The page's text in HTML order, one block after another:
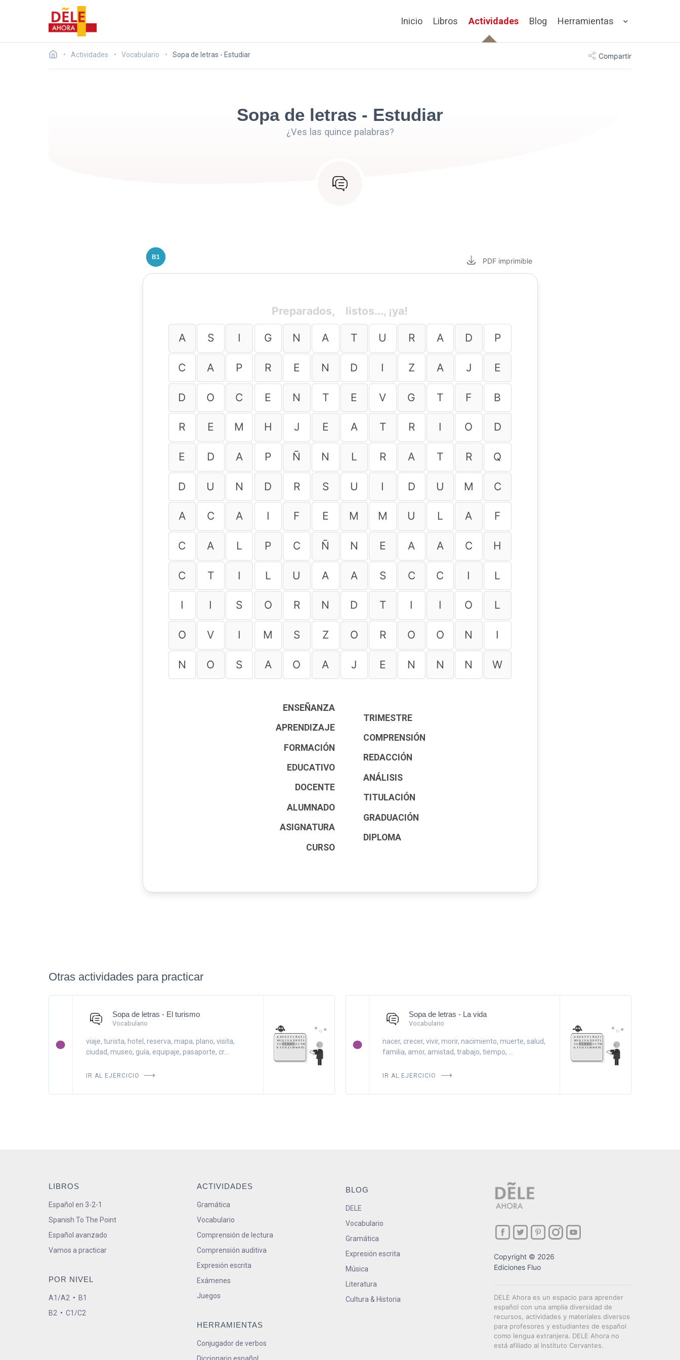
Inicio Libros Actividades Blog Herramientas
Actividades Vocabulario Sopa de letras - Estudiar Compartir
Sopa de letras - Estudiar
¿Ves las quince palabras?
B1 PDFimprimible
Preparados, listos..., ¡ya!
A S I G N A T U R A D P
C A P R E N D I Z A J E
D O C E N T E V G T F B
R E M H J E A T R I O D
E D A P Ñ N L R A T R Q
D U N D R S U I D U M C
A C A I F E M M U L A F
C A L P C Ñ N E A A C H
C T I L U A A S C C I L
I I S O R N D T I I O L
O V I M S Z O R O O N I
N O S A O A J E N N N W
ENSEÑANZA
APRENDIZAJE
FORMACIÓN
EDUCATIVO
DOCENTE
ALUMNADO
ASIGNATURA
CURSO
TRIMESTRE
COMPRENSIÓN
REDACCIÓN
ANÁLISIS
TITULACIÓN
GRADUACIÓN
DIPLOMA
Otras actividades para practicar
Sopa de letras - El turismo
Vocabulario
viaje, turista, hotel, reserva, mapa, plano, visita,
ciudad, museo, guía, equipaje, pasaporte, cr...
IR AL EJERCICIO
Sopa de letras - La vida
Vocabulario
nacer, crecer, vivir, morir, nacimiento, muerte, salud,
familia, amor, amistad, trabajo, tiempo, ...
IR AL EJERCICIO
LIBROS
Español en 3-2-1
Spanish To The Point
Español avanzado
Vamos a practicar
POR NIVEL
A1/A2 • B1
B2 • C1/C2
ACTIVIDADES
Gramática
Vocabulario
Comprensión de lectura
Comprensión auditiva
Expresión escrita
Exámenes
Juegos
HERRAMIENTAS
Conjugador de verbos
BLOG
DELE
Vocabulario
Gramática
Expresión escrita
Música
Literatura
Cultura & Historia
Copyright © 2026
Ediciones Fluo
DELE Ahora es un espacio para aprender
español con una amplia diversidad de
recursos, actividades y materiales diversos
para profesores y estudiantes de español
como lengua extranjera. DELE Ahora no
está afiliado al Instituto Cervantes.